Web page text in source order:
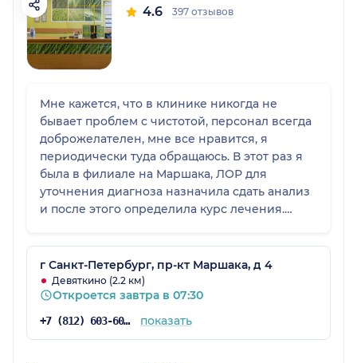
4.6 397 отзывов
Мне кажется, что в клинике никогда не
бывает проблем с чистотой, персонал всегда
доброжелателен, мне все нравится, я
периодически туда обращаюсь. В этот раз я
была в филиале на Маршака, ЛОР для
уточнения диагноза назначила сдать анализ
и после этого определила курс лечения.
г Санкт-Петербург, пр-кт Маршака, д 4
Девяткино (2.2 км)
Откроется завтра в 07:30
+7 (812) 603-60-42 показать